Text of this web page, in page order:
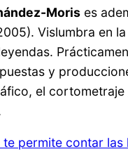
Moris es
Vislumbra en
y
el cortometraje
te permite contar